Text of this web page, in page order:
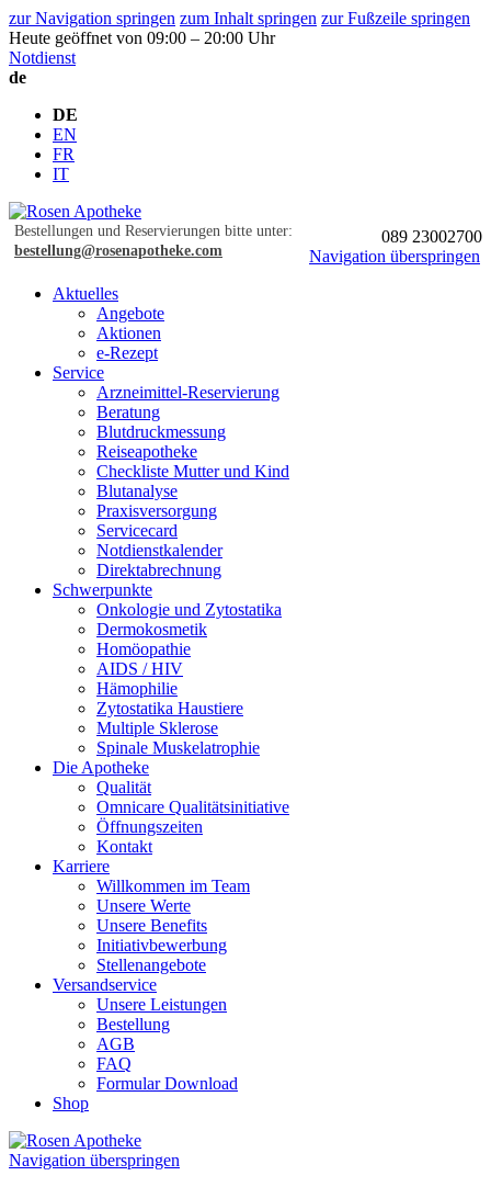
zur Navigation springen zum Inhalt springen zur Fußzeile springen
Heute geöffnet von 09:00 – 20:00 Uhr
Notdienst
de
DE
EN
FR
IT
Bestellungen und Reservierungen bitte unter:
bestellung@rosenapotheke.com
089 23002700
Navigation überspringen
Aktuelles
Angebote
Aktionen
e-Rezept
Service
Arzneimittel-Reservierung
Beratung
Blutdruckmessung
Reiseapotheke
Checkliste Mutter und Kind
Blutanalyse
Praxisversorgung
Servicecard
Notdienstkalender
Direktabrechnung
Schwerpunkte
Onkologie und Zytostatika
Dermokosmetik
Homöopathie
AIDS / HIV
Hämophilie
Zytostatika Haustiere
Multiple Sklerose
Spinale Muskelatrophie
Die Apotheke
Qualität
Omnicare Qualitätsinitiative
Öffnungszeiten
Kontakt
Karriere
Willkommen im Team
Unsere Werte
Unsere Benefits
Initiativbewerbung
Stellenangebote
Versandservice
Unsere Leistungen
Bestellung
AGB
FAQ
Formular Download
Shop
Navigation überspringen